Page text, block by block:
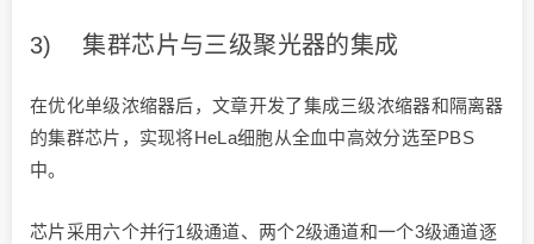
3) 集群芯片与三级聚光器的集成
在优化单级浓缩器后，文章开发了集成三级浓缩器和隔离器
的集群芯片，实现将HeLa细胞从全血中高效分选至PBS
中。
芯片采用六个并行1级通道、两个2级通道和一个3级通道逐